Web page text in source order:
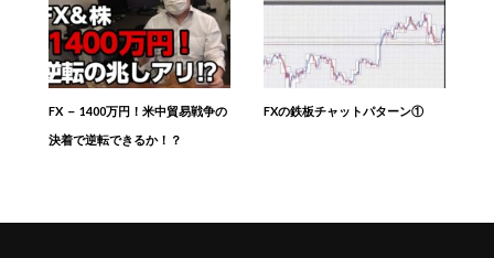
FX － 1400万円！米中貿易戦争の
決着で逆転できるか！？
FXの鉄板チャットパターン①